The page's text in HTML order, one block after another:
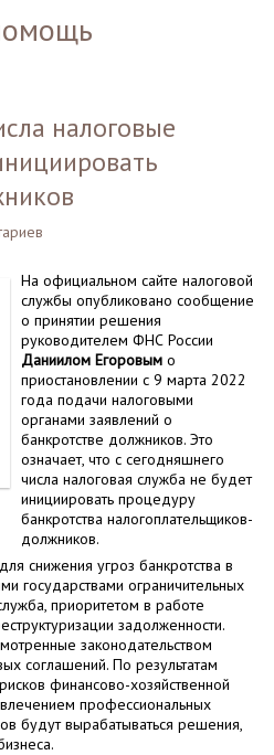
налоговые
На официальном сайте налоговой
службы опубликовано сообщение
о принятии решения
руководителем ФНС России
Даниилом Егоровымо
приостановлении с 9 марта 2022
года подачи налоговыми
органами заявлений о
банкротстве должников. Это
означает, что с сегодняшнего
числа налоговая служба не будет
инициировать процедуру
банкротства налогоплательщиков-
должников.
снижения угроз банкротства в
государствами ограничительных
приоритетом в работе
задолженности.
законодательством
соглашений. По результатам
финансово-хозяйственной
профессиональных
будут вырабатываться решения,